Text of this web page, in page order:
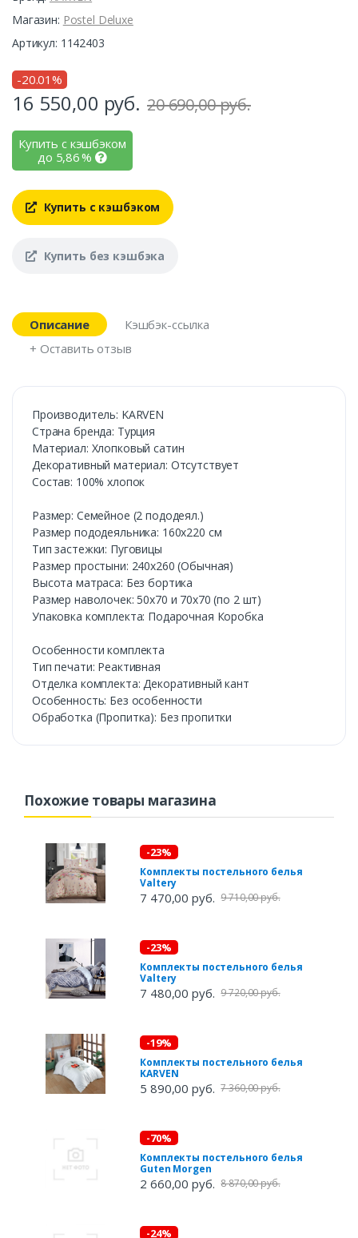
Магазин: Postel Deluxe
Артикул: 1142403
-20.01%
16 550,00 руб. 20 690,00 руб.
Купить с кэшбэком
до 5,86%
Купить с кэшбэком
Купить без кэшбэка
Описание
Кэшбэк-ссылка
+ Оставить отзыв
Производитель: KARVEN
Cтрана бренда: Турция
Материал: Хлопковый сатин
Декоративный материал: Отсутствует
Состав: 100% хлопок
Размер: Семейное (2 пододеял.)
Размер пододеяльника: 160х220 см
Тип застежки: Пуговицы
Размер простыни: 240х260 (Обычная)
Высота матраса: Без бортика
Размер наволочек: 50х70 и 70х70 (по 2 шт)
Упаковка комплекта: Подарочная Коробка
Особенности комплекта
Тип печати: Реактивная
Отделка комплекта: Декоративный кант
Особенность: Без особенности
Обработка (Пропитка): Без пропитки
Похожие товары магазина
-23%
Комплекты постельного белья
Valtery
7 470,00 руб. 9 710,00 руб.
-23%
Комплекты постельного белья
Valtery
7 480,00 руб. 9 720,00 руб.
-19%
Комплекты постельного белья
KARVEN
5 890,00 руб. 7 360,00 руб.
-70%
Комплекты постельного белья
Guten Morgen
2 660,00 руб. 8 870,00 руб.
-24%